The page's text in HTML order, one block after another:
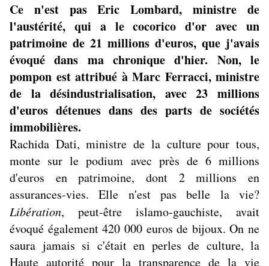
Ce n'est pas Eric Lombard, ministre de
l'austérité, qui a le cocorico d'or avec un
patrimoine de 21 millions d'euros, que j'avais
évoqué dans ma chronique d'hier. Non, le
pompon est attribué à Marc Ferracci, ministre
de la désindustrialisation, avec 23 millions
d'euros détenues dans des parts de sociétés
immobilières.
Rachida Dati, ministre de la culture pour tous,
monte sur le podium avec près de 6 millions
d'euros en patrimoine, dont 2 millions en
assurances-vies. Elle n'est pas belle la vie?
Libération, peut-être islamo-gauchiste, avait
évoqué également 420 000 euros de bijoux. On ne
saura jamais si c'était en perles de culture, la
Haute autorité pour la transparence de la vie